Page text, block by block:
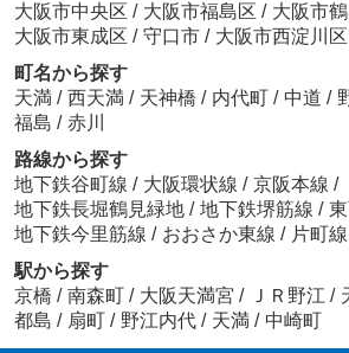
大阪市中央区 / 大阪市福島区 / 大阪市
大阪市東成区 / 守口市 / 大阪市西淀川区
町名から探す
天満 / 西天満 / 天神橋 / 内代町 / 中道 /
福島 / 赤川
路線から探す
地下鉄谷町線 / 大阪環状線 / 京阪本線 /
地下鉄長堀鶴見緑地 / 地下鉄堺筋線 /
地下鉄今里筋線 / おおさか東線 / 片町線
駅から探す
京橋 / 南森町 / 大阪天満宮 / ＪＲ野江 /
都島 / 扇町 / 野江内代 / 天満 / 中崎町